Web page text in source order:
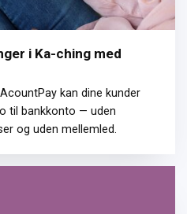
i Ka-ching med
kan dine kunder
til bankkonto — uden
og uden mellemled.